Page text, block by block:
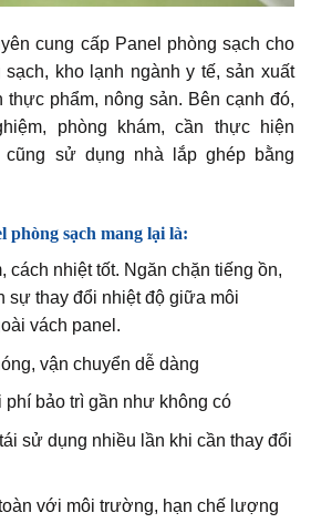
cung cấp Panel phòng sạch cho
kho lạnh ngành y tế, sản xuất
phẩm, nông sản. Bên cạnh đó,
phòng khám, cần thực hiện
sử dụng nhà lắp ghép bằng
phòng sạch mang lại là:
cách nhiệt tốt. Ngăn chặn tiếng ồn,
sự thay đổi nhiệt độ giữa môi
vách panel.
vận chuyển dễ dàng
phí bảo trì gần như không có
sử dụng nhiều lần khi cần thay đổi
với môi trường, hạn chế lượng